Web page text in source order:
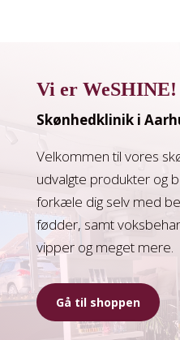
Vi er WeSHINE!
Skønhedklinik i
Velkommen til vores
udvalgte produkter og
forkæle dig selv med
fødder, samt
vipper og meget mere.
Gå til shoppen